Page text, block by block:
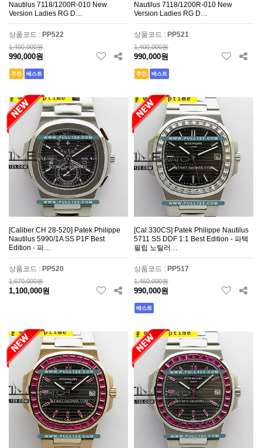
Nautilus 7118/1200R-010 New
Version Ladies RG D…
상품코드 : PP522
1,400,000원
990,000원
추천 베스트
Nautilus 7118/1200R-010 New
Version Ladies RG D…
상품코드 : PP521
1,400,000원
990,000원
추천 베스트
[Caliber CH 28-520] Patek Philippe
Nautilus 5990/1A SS P1F Best
Edition - 파…
상품코드 : PP520
1,670,000원
1,100,000원
[Cal.330CS] Patek Philippe Nautilus
5711 SS DDF 1:1 Best Edition - 파텍
필립 노틸러…
상품코드 : PP517
1,460,000원
990,000원
베스트